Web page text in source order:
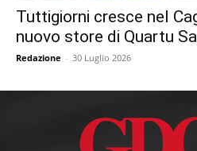
Tuttigiorni cresce nel
nuovo store di Quartu
Redazione - 30 Luglio 2026